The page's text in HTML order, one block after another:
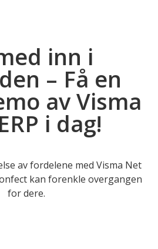
inn i
– Få en
av Visma
i dag!
av fordelene med Visma Net
kan forenkle overgangen
for dere.